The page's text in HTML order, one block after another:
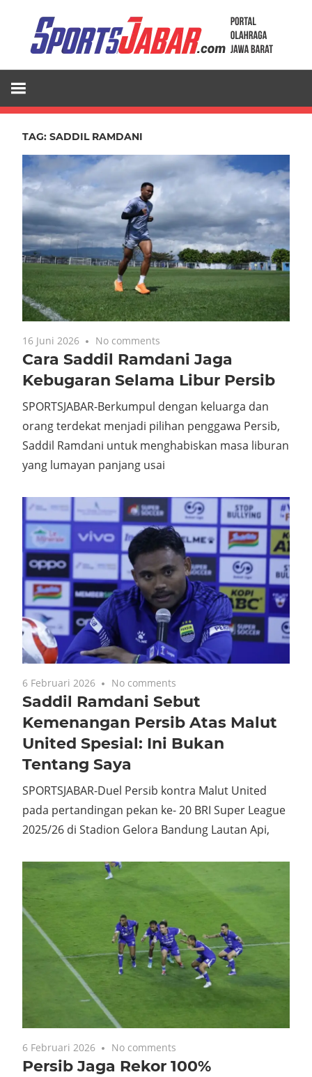
content
TAG: SADDIL RAMDANI
16 Juni 2026 No comments
Cara Saddil Ramdani Jaga
Kebugaran Selama Libur Persib
SPORTSJABAR-Berkumpul dengan keluarga dan
orang terdekat menjadi pilihan penggawa Persib,
Saddil Ramdani untuk menghabiskan masa liburan
yang lumayan panjang usai
6 Februari 2026 No comments
Saddil Ramdani Sebut
Kemenangan Persib Atas Malut
United Spesial: Ini Bukan
Tentang Saya
SPORTSJABAR-Duel Persib kontra Malut United
pada pertandingan pekan ke- 20 BRI Super League
2025/26 di Stadion Gelora Bandung Lautan Api,
6 Februari 2026 No comments
Persib Jaga Rekor 100%